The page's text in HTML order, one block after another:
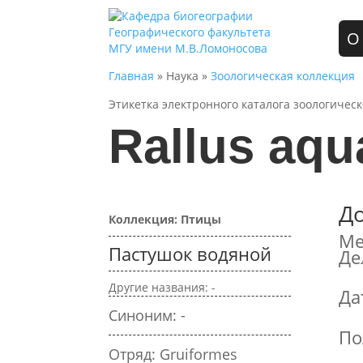
О
Главная » Наука »Зоологическая коллекция
Этикетка электронного каталога
Rallus
Коллекция: Птицы
Пастушок водяной
Другие названия: -
Синоним: -
Отряд: Gruiformes